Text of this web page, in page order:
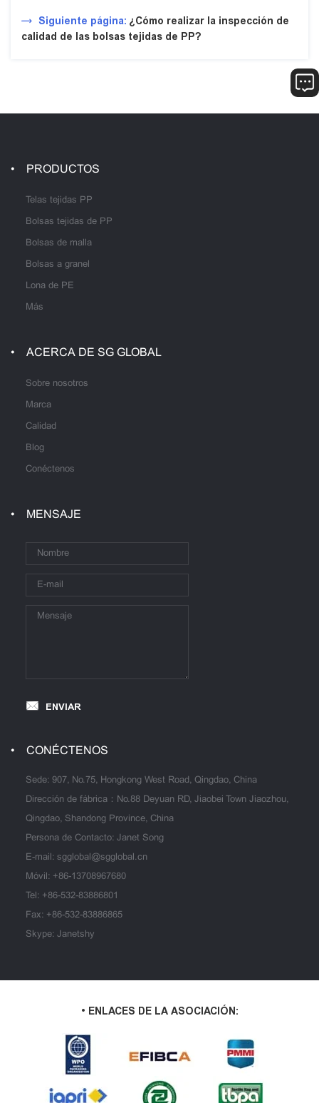
Siguiente página: ¿Cómo realizar la inspección de
calidad de las bolsas tejidas de PP?
PRODUCTOS
Telas tejidas PP
Bolsas tejidas de PP
Bolsas de malla
Bolsas a granel
Lona de PE
Más
ACERCA DE SG GLOBAL
Sobre nosotros
Marca
Calidad
Blog
Conéctenos
MENSAJE
ENVIAR
CONÉCTENOS
Sede: 907, No.75, Hongkong West Road, Qingdao, China
Dirección de fábrica：No.88 Deyuan RD, Jiaobei Town Jiaozhou,
Qingdao, Shandong Province, China
Persona de Contacto: Janet Song
E-mail: sgglobal@sgglobal.cn
Móvil: +86-13708967680
Tel: +86-532-83886801
Fax: +86-532-83886865
Skype: Janetshy
• ENLACES DE LA ASOCIACIÓN: